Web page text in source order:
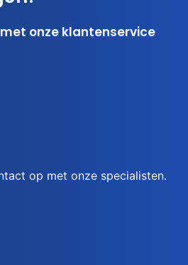
onze klantenservice
op met onze specialisten.